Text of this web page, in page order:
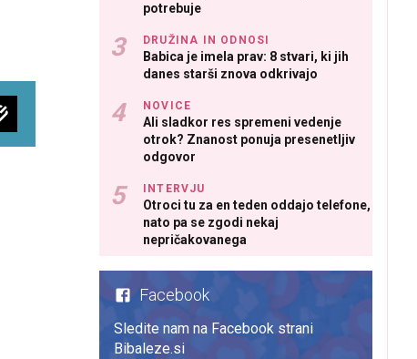
potrebuje
DRUŽINA IN ODNOSI
Babica je imela prav: 8 stvari, ki jih
danes starši znova odkrivajo
NOVICE
Ali sladkor res spremeni vedenje
otrok? Znanost ponuja presenetljiv
odgovor
INTERVJU
Otroci tu za en teden oddajo telefone,
nato pa se zgodi nekaj
nepričakovanega
Facebook
Sledite nam na Facebook strani
Bibaleze.si